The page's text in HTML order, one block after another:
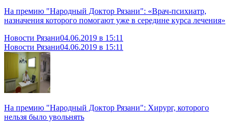
На премию "Народный Доктор Рязани": «Врач-психиатр,
назначения которого помогают уже в середине курса лечения»
Новости Рязани04.06.2019 в 15:11
Новости Рязани04.06.2019 в 15:11
На премию "Народный Доктор Рязани": Хирург, которого
нельзя было увольнять